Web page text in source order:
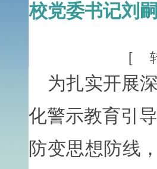
校党委书记刘
[
为扎实开展
化警示教育引
防变思想防线